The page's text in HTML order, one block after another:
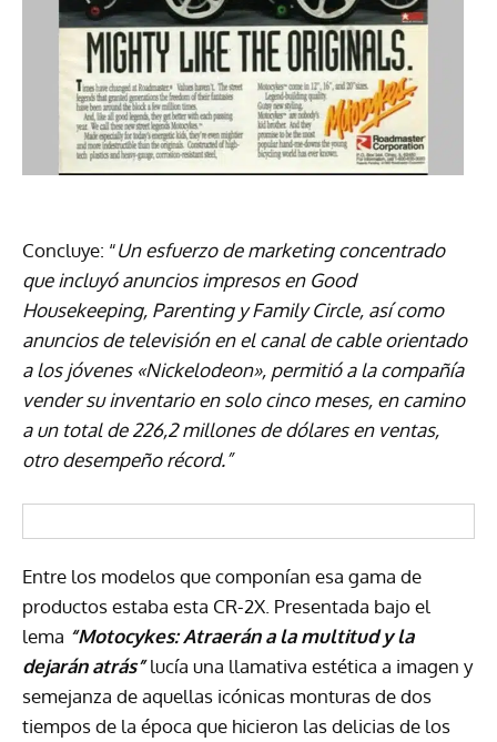
Concluye: “Un esfuerzo de marketing concentrado
que incluyó anuncios impresos en Good
Housekeeping, Parenting y Family Circle, así como
anuncios de televisión en el canal de cable orientado
a los jóvenes «Nickelodeon», permitió a la compañía
vender su inventario en solo cinco meses, en camino
a un total de 226,2 millones de dólares en ventas,
otro desempeño récord.”
Entre los modelos que componían esa gama de
productos estaba esta CR-2X. Presentada bajo el
lema “Motocykes: Atraerán a la multitud y la
dejarán atrás”lucía una llamativa estética a imagen y
semejanza de aquellas icónicas monturas de dos
tiempos de la época que hicieron las delicias de los